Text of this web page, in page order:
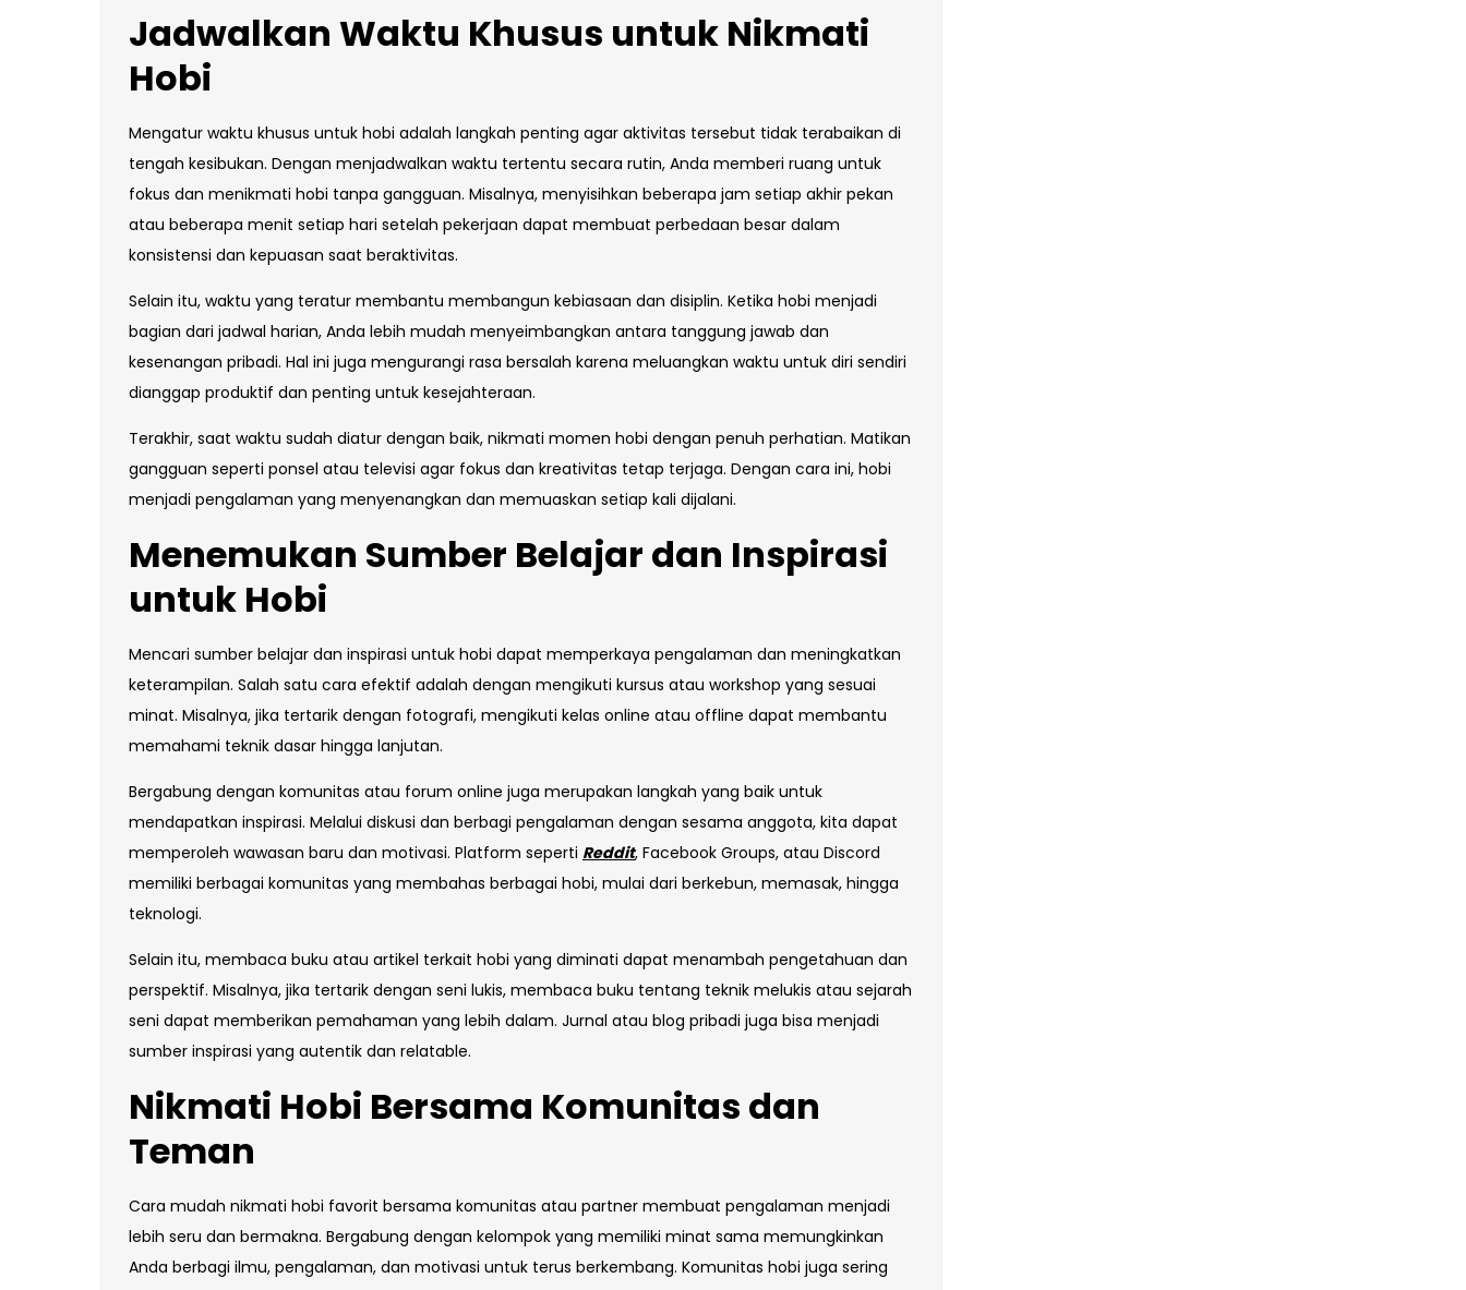
Jadwalkan Waktu Khusus untuk Nikmati
Hobi
Mengatur waktu khusus untuk hobi adalah langkah penting agar aktivitas tersebut tidak terabaikan di
tengah kesibukan. Dengan menjadwalkan waktu tertentu secara rutin, Anda memberi ruang untuk
fokus dan menikmati hobi tanpa gangguan. Misalnya, menyisihkan beberapa jam setiap akhir pekan
atau beberapa menit setiap hari setelah pekerjaan dapat membuat perbedaan besar dalam
konsistensi dan kepuasan saat beraktivitas.
Selain itu, waktu yang teratur membantu membangun kebiasaan dan disiplin. Ketika hobi menjadi
bagian dari jadwal harian, Anda lebih mudah menyeimbangkan antara tanggung jawab dan
kesenangan pribadi. Hal ini juga mengurangi rasa bersalah karena meluangkan waktu untuk diri sendiri
dianggap produktif dan penting untuk kesejahteraan.
Terakhir, saat waktu sudah diatur dengan baik, nikmati momen hobi dengan penuh perhatian. Matikan
gangguan seperti ponsel atau televisi agar fokus dan kreativitas tetap terjaga. Dengan cara ini, hobi
menjadi pengalaman yang menyenangkan dan memuaskan setiap kali dijalani.
Menemukan Sumber Belajar dan Inspirasi
untuk Hobi
Mencari sumber belajar dan inspirasi untuk hobi dapat memperkaya pengalaman dan meningkatkan
keterampilan. Salah satu cara efektif adalah dengan mengikuti kursus atau workshop yang sesuai
minat. Misalnya, jika tertarik dengan fotografi, mengikuti kelas online atau offline dapat membantu
memahami teknik dasar hingga lanjutan.
Bergabung dengan komunitas atau forum online juga merupakan langkah yang baik untuk
mendapatkan inspirasi. Melalui diskusi dan berbagi pengalaman dengan sesama anggota, kita dapat
memperoleh wawasan baru dan motivasi. Platform seperti Reddit, Facebook Groups, atau Discord
memiliki berbagai komunitas yang membahas berbagai hobi, mulai dari berkebun, memasak, hingga
teknologi.
Selain itu, membaca buku atau artikel terkait hobi yang diminati dapat menambah pengetahuan dan
perspektif. Misalnya, jika tertarik dengan seni lukis, membaca buku tentang teknik melukis atau sejarah
seni dapat memberikan pemahaman yang lebih dalam. Jurnal atau blog pribadi juga bisa menjadi
sumber inspirasi yang autentik dan relatable.
Nikmati Hobi Bersama Komunitas dan
Teman
Cara mudah nikmati hobi favorit bersama komunitas atau partner membuat pengalaman menjadi
lebih seru dan bermakna. Bergabung dengan kelompok yang memiliki minat sama memungkinkan
Anda berbagi ilmu, pengalaman, dan motivasi untuk terus berkembang. Komunitas hobi juga sering